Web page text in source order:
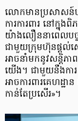
លោកមានប្រសាសន៍ប
ការការពារ​ នៅក្នុង
យ៉ាងលឿននាពេលបច្ចុ
ជាមួយក្រុមហ៊ុនផ្តល់​ស
អាចនាំមកនូវសន្តិភា
យើង។ ជាមួយនឹងកា
អាចការពារគេហដ្
កាន់តែប្រសើរ»។